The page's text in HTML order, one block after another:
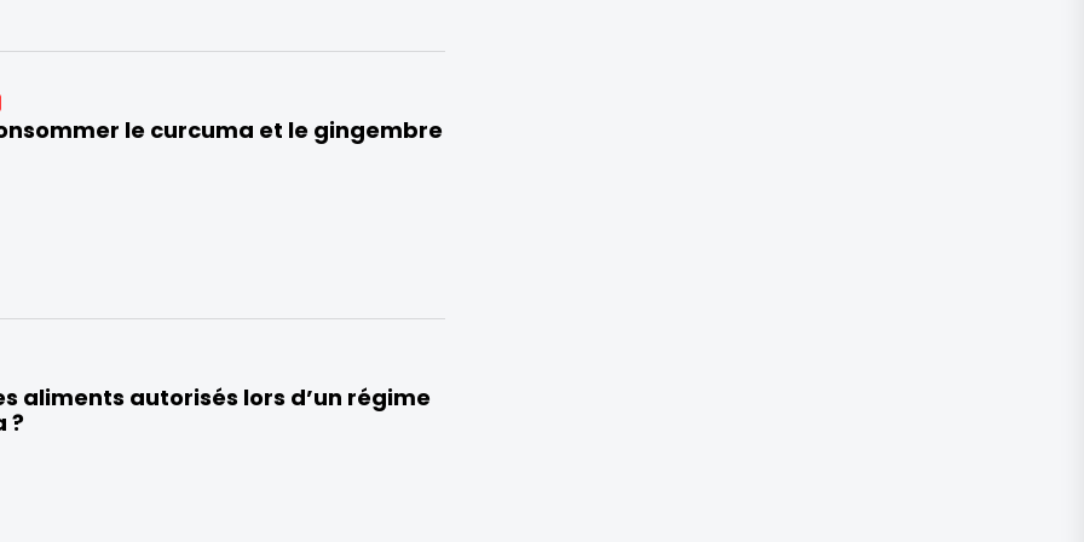
le curcuma et le gingembre
aliments autorisés lors d’un régime
?